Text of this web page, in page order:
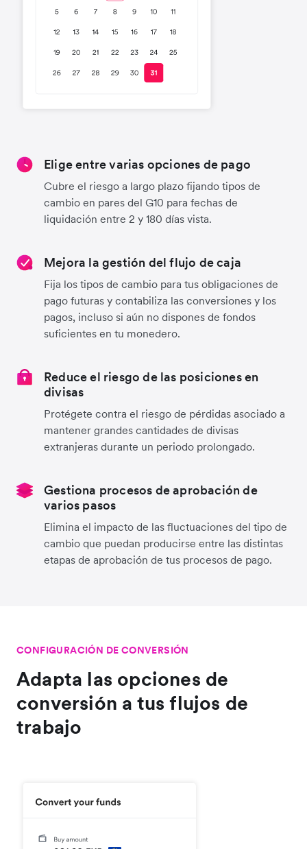
Elige entre varias opciones de pago
Cubre el riesgo a largo plazo fijando tipos de
cambio en pares del G10 para fechas de
liquidación entre 2 y 180 días vista.
Mejora la gestión del flujo de caja
Fija los tipos de cambio para tus obligaciones de
pago futuras y contabiliza las conversiones y los
pagos, incluso si aún no dispones de fondos
suficientes en tu monedero.
Reduce el riesgo de las posiciones en
divisas
Protégete contra el riesgo de pérdidas asociado a
mantener grandes cantidades de divisas
extranjeras durante un periodo prolongado.
Gestiona procesos de aprobación de
varios pasos
Elimina el impacto de las fluctuaciones del tipo de
cambio que puedan producirse entre las distintas
etapas de aprobación de tus procesos de pago.
CONFIGURACIÓN DE CONVERSIÓN
Adapta las opciones de
conversión a tus flujos de
trabajo